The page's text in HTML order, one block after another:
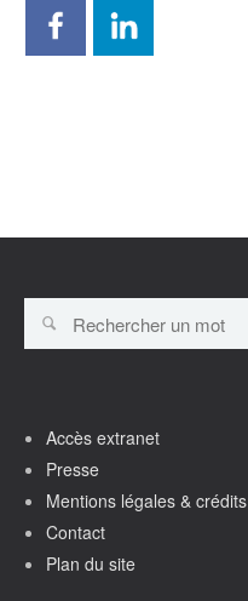
Accès extranet
Presse
Mentions légales & crédits
Contact
Plan du site